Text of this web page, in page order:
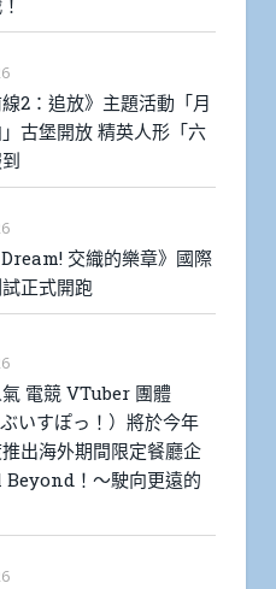
線2：追放》主題活動「月
古堡開放 精英人形「六
Dream! 交織的樂章》國際
正式開跑
電競 VTuber 團體
いすぽっ！）將於今年
出海外期間限定餐廳企
！～駛向更遠的